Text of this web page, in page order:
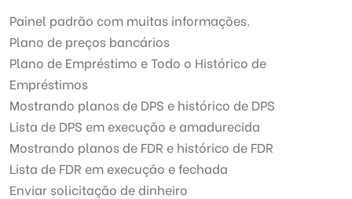
Painel padrão com muitas informações.
Plano de preços bancários
Plano de Empréstimo e Todo o Histórico de
Empréstimos
Mostrando planos de DPS e histórico de DPS
Lista de DPS em execução e amadurecida
Mostrando planos de FDR e histórico de FDR
Lista de FDR em execução e fechada
Enviar solicitação de dinheiro